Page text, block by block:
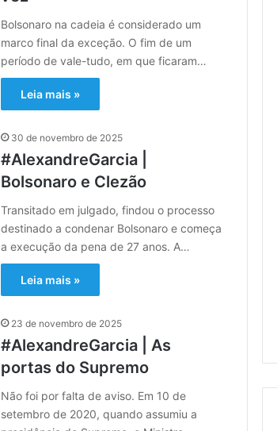
Bolsonaro na cadeia é considerado um
marco final da exceção. O fim de um
período de vale-tudo, em que ficaram…
Leia mais »
30 de novembro de 2025
#AlexandreGarcia |
Bolsonaro e Clezão
Transitado em julgado, findou o processo
destinado a condenar Bolsonaro e começa
a execução da pena de 27 anos. A…
Leia mais »
23 de novembro de 2025
#AlexandreGarcia | As
portas do Supremo
Não foi por falta de aviso. Em 10 de
setembro de 2020, quando assumiu a